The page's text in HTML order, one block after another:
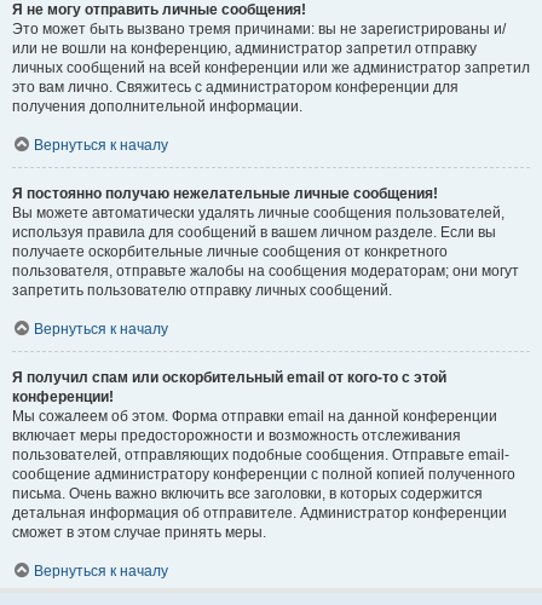
Я не могу отправить личные сообщения!
Это может быть вызвано тремя причинами: вы не зарегистрированы и/
или не вошли на конференцию, администратор запретил отправку
личных сообщений на всей конференции или же администратор запретил
это вам лично. Свяжитесь с администратором конференции для
получения дополнительной информации.
Вернуться к началу
Я постоянно получаю нежелательные личные сообщения!
Вы можете автоматически удалять личные сообщения пользователей,
используя правила для сообщений в вашем личном разделе. Если вы
получаете оскорбительные личные сообщения от конкретного
пользователя, отправьте жалобы на сообщения модераторам; они могут
запретить пользователю отправку личных сообщений.
Вернуться к началу
Я получил спам или оскорбительный email от кого-то с этой
конференции!
Мы сожалеем об этом. Форма отправки email на данной конференции
включает меры предосторожности и возможность отслеживания
пользователей, отправляющих подобные сообщения. Отправьте email-
сообщение администратору конференции с полной копией полученного
письма. Очень важно включить все заголовки, в которых содержится
детальная информация об отправителе. Администратор конференции
сможет в этом случае принять меры.
Вернуться к началу